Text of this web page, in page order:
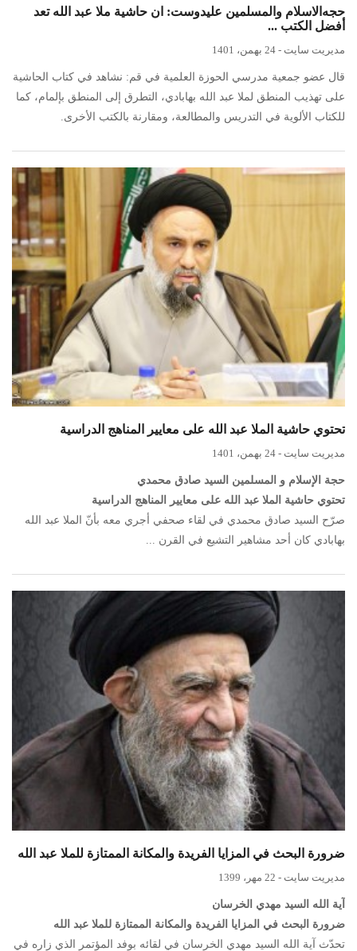
حجه‌الاسلام والمسلمین عليدوست: ان حاشية ملا عبد الله تعد
أفضل الكتب ...
مدیریت سایت - 24 بهمن، 1401
قال عضو جمعية مدرسي الحوزة العلمية في قم: نشاهد في كتاب الحاشية
على تهذيب المنطق لملا عبد الله بهابادي، التطرق إلى المنطق بإلمام، كما
للكتاب الألوية في التدريس والمطالعة، ومقارنة بالكتب الأخرى.
تحتوي حاشية الملا عبد الله على معايير المناهج الدراسية
مدیریت سایت - 24 بهمن، 1401
حجة الإسلام و المسلمين السيد صادق محمدي
تحتوي حاشية الملا عبد الله على معايير المناهج الدراسية
صرّح السيد صادق محمدي في لقاء صحفي أجري معه بأنّ الملا عبد الله
بهابادي كان أحد مشاهير التشيع في القرن ...
ضرورة البحث في المزايا الفريدة والمكانة الممتازة للملا عبد الله
مدیریت سایت - 22 مهر، 1399
آية الله السيد مهدي الخرسان
ضرورة البحث في المزايا الفريدة والمكانة الممتازة للملا عبد الله
تحدّث آية الله السيد مهدي الخرسان في لقائه بوفد المؤتمر الذي زاره في